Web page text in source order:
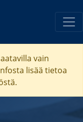
vain
lisää tietoa